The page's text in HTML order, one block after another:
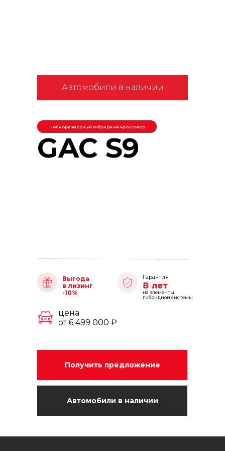
Автомобили в наличии
GAC S9
Получить предложение
Автомобили в наличии
на элементы
гибридной системы
Гарантия
8 лет
Выгода
в лизинг
-10%
цена
от 6 499 000 ₽
Полноразмерный гибридный кроссовер